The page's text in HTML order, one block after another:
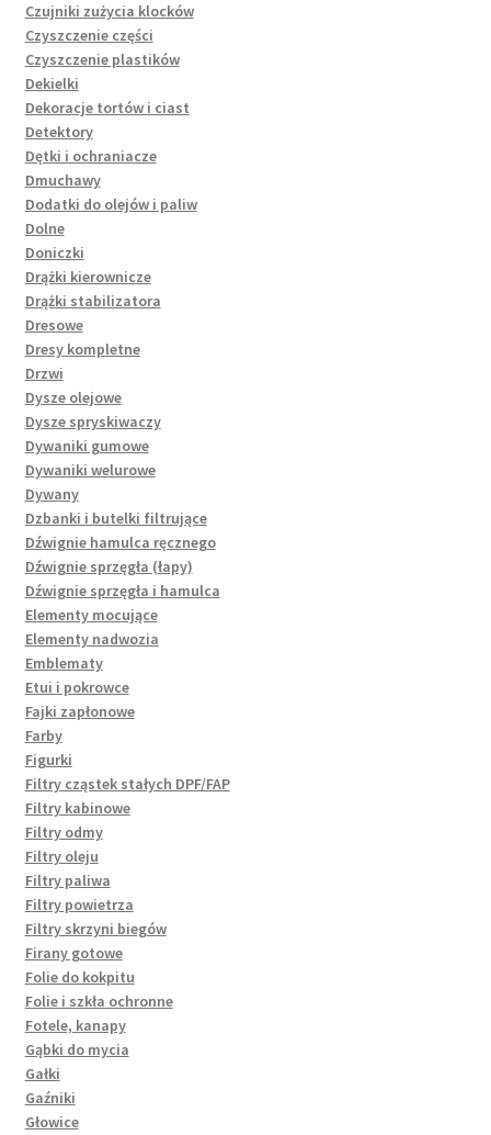
Czujniki zużycia klocków
Czyszczenie części
Czyszczenie plastików
Dekielki
Dekoracje tortów i ciast
Detektory
Dętki i ochraniacze
Dmuchawy
Dodatki do olejów i paliw
Dolne
Doniczki
Drążki kierownicze
Drążki stabilizatora
Dresowe
Dresy kompletne
Drzwi
Dysze olejowe
Dysze spryskiwaczy
Dywaniki gumowe
Dywaniki welurowe
Dywany
Dzbanki i butelki filtrujące
Dźwignie hamulca ręcznego
Dźwignie sprzęgła (łapy)
Dźwignie sprzęgła i hamulca
Elementy mocujące
Elementy nadwozia
Emblematy
Etui i pokrowce
Fajki zapłonowe
Farby
Figurki
Filtry cząstek stałych DPF/FAP
Filtry kabinowe
Filtry odmy
Filtry oleju
Filtry paliwa
Filtry powietrza
Filtry skrzyni biegów
Firany gotowe
Folie do kokpitu
Folie i szkła ochronne
Fotele, kanapy
Gąbki do mycia
Gałki
Gaźniki
Głowice